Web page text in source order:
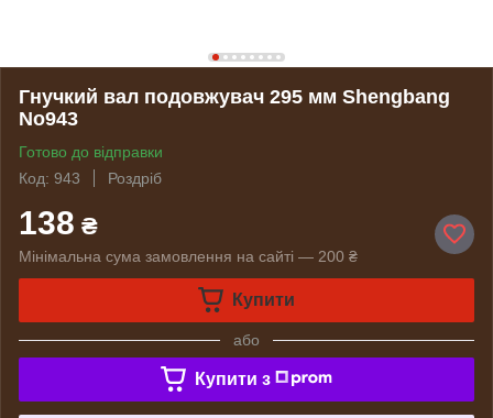
Гнучкий вал подовжувач 295 мм Shengbang
No943
Готово до відправки
Код: 943
Роздріб
138 ₴
Мінімальна сума замовлення на сайті — 200 ₴
Купити
або
Купити з